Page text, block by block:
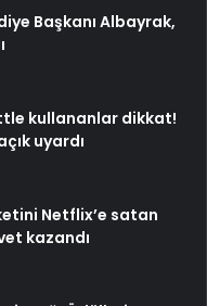
Başkanı Albayrak,
kullananlar dikkat!
uyardı
Netflix’e satan
kazandı